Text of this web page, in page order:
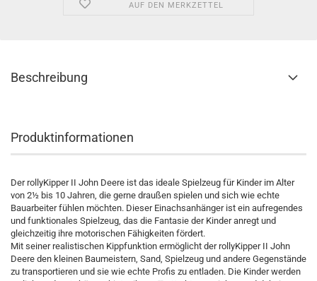
AUF DEN MERKZETTEL
Beschreibung
Produktinformationen
Der rollyKipper II John Deere ist das ideale Spielzeug für Kinder im Alter
von 2½ bis 10 Jahren, die gerne draußen spielen und sich wie echte
Bauarbeiter fühlen möchten. Dieser Einachsanhänger ist ein aufregendes
und funktionales Spielzeug, das die Fantasie der Kinder anregt und
gleichzeitig ihre motorischen Fähigkeiten fördert.
Mit seiner realistischen Kippfunktion ermöglicht der rollyKipper II John
Deere den kleinen Baumeistern, Sand, Spielzeug und andere Gegenstände
zu transportieren und sie wie echte Profis zu entladen. Die Kinder werden